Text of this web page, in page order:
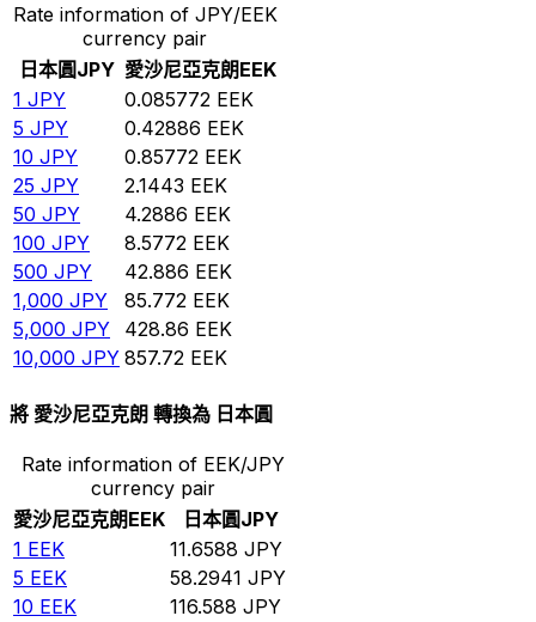
Rate information of JPY/EEK
currency pair
日本圓JPY 愛沙尼亞克朗EEK
1 JPY 0.085772 EEK
5 JPY 0.42886 EEK
10 JPY 0.85772 EEK
25 JPY 2.1443 EEK
50 JPY 4.2886 EEK
100 JPY 8.5772 EEK
500 JPY 42.886 EEK
1,000 JPY 85.772 EEK
5,000 JPY 428.86 EEK
10,000 JPY 857.72 EEK
將 愛沙尼亞克朗 轉換為 日本圓
Rate information of EEK/JPY
currency pair
愛沙尼亞克朗EEK 日本圓JPY
1 EEK 11.6588 JPY
5 EEK 58.2941 JPY
10 EEK 116.588 JPY